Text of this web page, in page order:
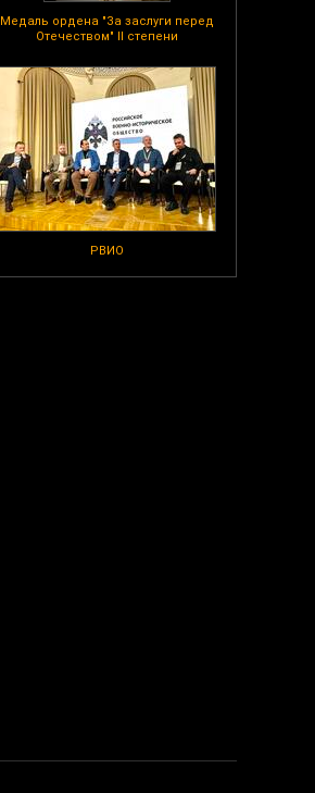
Медаль ордена "За заслуги перед
Отечеством" II степени
РВИО